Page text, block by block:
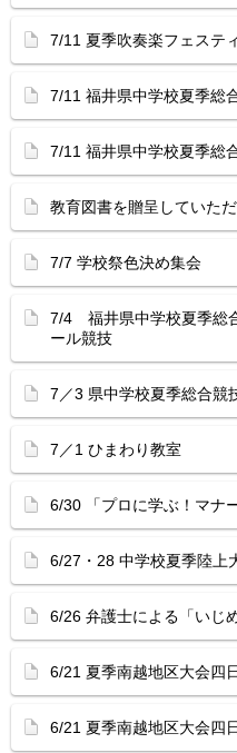
7/11 夏季吹奏楽フェステ
7/11 福井県中学校夏季
7/11 福井県中学校夏季
教育図書を贈呈していた
7/7 学校祭色決め集会
7/4 福井県中学校夏季総
ール競技
7／3 県中学校夏季総合
7／1 ひまわり教室
6/30 「プロに学ぶ！マナ
6/27・28 中学校夏季陸上
6/26 弁護士による「いじ
6/21 夏季南越地区大会
6/21 夏季南越地区大会